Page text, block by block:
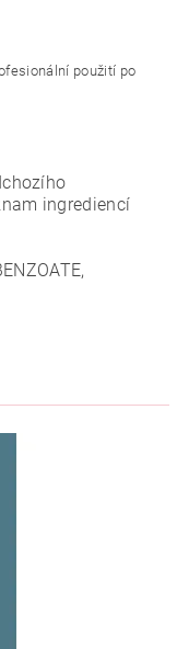
použití po
ingrediencí